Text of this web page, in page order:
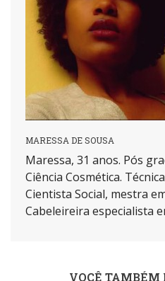
MARESSA DE SOUSA
Maressa, 31 anos. Pós
Ciência Cosmética.
Cientista Social, mestra
Cabeleireira especialista
VOCÊ TAMBÉM